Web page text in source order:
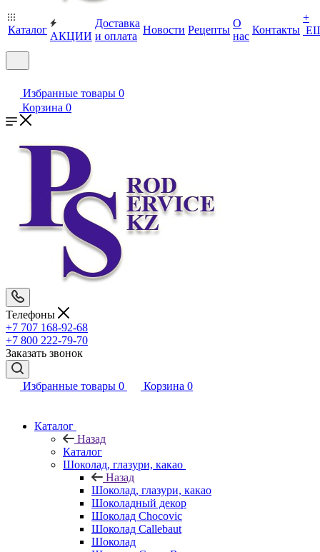
Каталог
АКЦИИ
Доставка
и оплата
Новости Рецепты
О
нас
Контакты
+
Избранные товары 0
Корзина 0
Телефоны
+7 707 168-92-68
+7 800 222-79-70
Заказать звонок
Избранные товары 0 Корзина 0
Каталог
Назад
Каталог
Шоколад, глазури, какао
Назад
Шоколад, глазури, какао
Шоколадный декор
Шоколад Chocovic
Шоколад Callebaut
Шоколад